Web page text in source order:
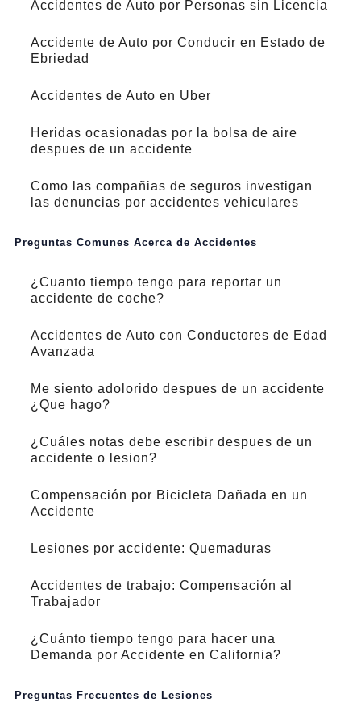
Accidentes de Auto por Personas sin Licencia
Accidente de Auto por Conducir en Estado de
Ebriedad
Accidentes de Auto en Uber
Heridas ocasionadas por la bolsa de aire
despues de un accidente
Como las compañias de seguros investigan
las denuncias por accidentes vehiculares
Preguntas Comunes Acerca de Accidentes
¿Cuanto tiempo tengo para reportar un
accidente de coche?
Accidentes de Auto con Conductores de Edad
Avanzada
Me siento adolorido despues de un accidente
¿Que hago?
¿Cuáles notas debe escribir despues de un
accidente o lesion?
Compensación por Bicicleta Dañada en un
Accidente
Lesiones por accidente: Quemaduras
Accidentes de trabajo: Compensación al
Trabajador
¿Cuánto tiempo tengo para hacer una
Demanda por Accidente en California?
Preguntas Frecuentes de Lesiones